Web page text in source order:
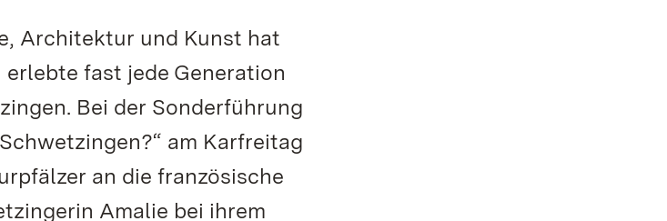
Architektur und Kunst hat
fast jede Generation
Bei der Sonderführung
am Karfreitag
an die französische
Amalie bei ihrem